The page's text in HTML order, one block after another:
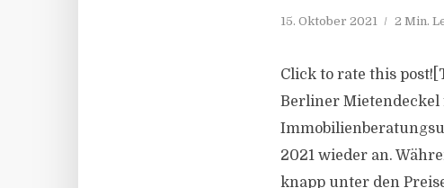
15. Oktober 2021 2 Min.
Click to rate this
Berliner
2021 wieder an.
knapp unter den